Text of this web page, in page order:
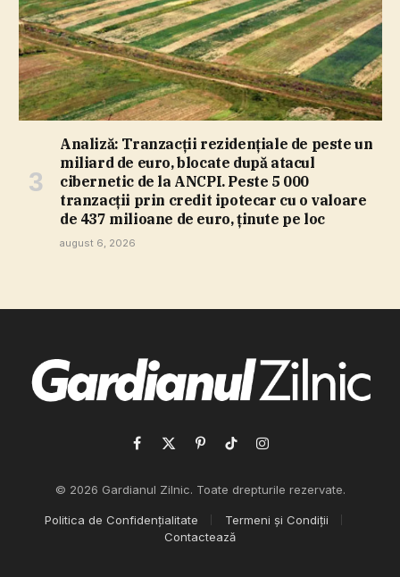
Analiză: Tranzacţii rezidenţiale de peste un
miliard de euro, blocate după atacul
cibernetic de la ANCPI. Peste 5 000
tranzacţii prin credit ipotecar cu o valoare
de 437 milioane de euro, ţinute pe loc
august 6, 2026
Facebook
X
PinterestTikTokInstagram
© 2026 Gardianul Zilnic. Toate drepturile rezervate.
Politica de Confidențialitate
Termeni și Condiții
Contactează